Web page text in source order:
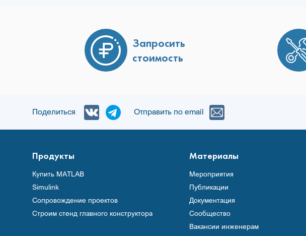
Запросить
стоимость
Поделиться Отправить по email
Продукты
Купить MATLAB
Simulink
Сопровождение проектов
Строим стенд главного конструктора
Материалы
Мероприятия
Публикации
Документация
Сообщество
Вакансии инженерам